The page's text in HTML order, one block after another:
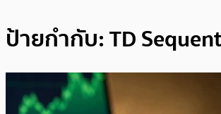
ป้ายกำกับ:TD